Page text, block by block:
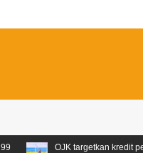
kredit perbankan pada